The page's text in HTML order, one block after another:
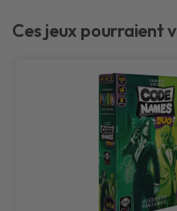
Ces jeux pourraient